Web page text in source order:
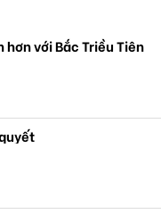
với Bắc Triều Tiên